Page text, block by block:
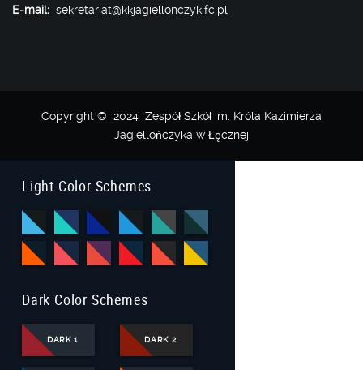
E-mail: sekretariat@kkjagiellonczyk.fc.pl
Copyright © 2024 Zespół Szkół im. Króla Kazimierza
Jagiellończyka w Łęcznej
Light Color Schemes
Dark Color Schemes
DARK 1 DARK 2